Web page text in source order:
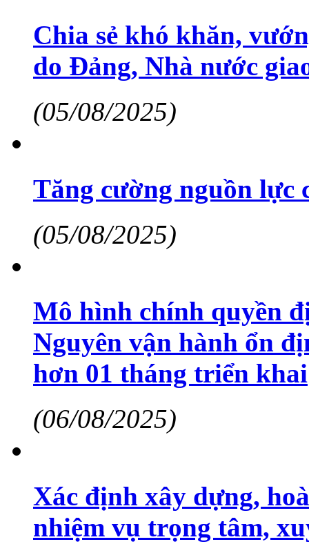
Chia sẻ khó khăn,
do Đảng, Nhà nước
(05/08/2025)
Tăng cường nguồn lực
(05/08/2025)
Mô hình chính quyền
Nguyên vận hành ổn
hơn 01 tháng triển khai
(06/08/2025)
Xác định xây dựng,
nhiệm vụ trọng tâm,